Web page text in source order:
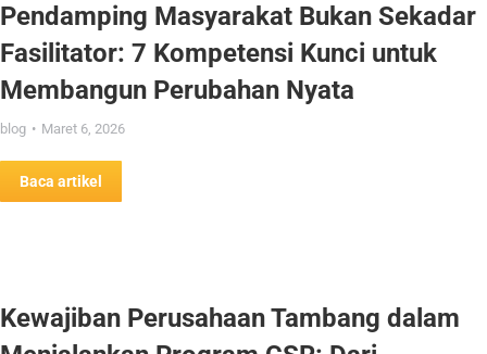
Pendamping Masyarakat Bukan Sekadar
Fasilitator: 7 Kompetensi Kunci untuk
Membangun Perubahan Nyata
blog Maret 6, 2026
Baca artikel
Kewajiban Perusahaan Tambang dalam